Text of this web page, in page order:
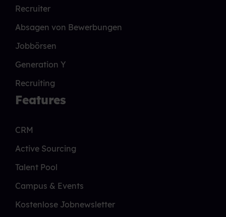
Recruiter
Absagen von Bewerbungen
Jobbörsen
Generation Y
Recruiting
Features
CRM
Active Sourcing
Talent Pool
Campus & Events
Kostenlose Jobnewsletter